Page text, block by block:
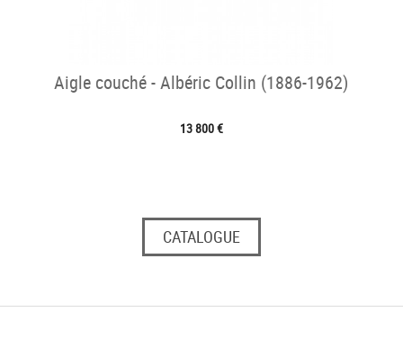
Aigle couché - Albéric Collin (1886-1962)
13 800 €
CATALOGUE